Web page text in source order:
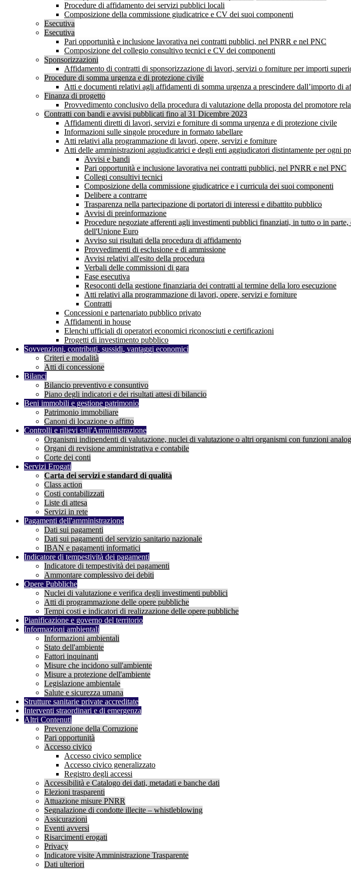
Procedure di affidamento dei servizi pubblici locali
Composizione della commissione giudicatrice e CV dei suoi componenti
Esecutiva
Esecutiva
Pari opportunità e inclusione lavorativa nei contratti pubblici, nel PNRR e nel PNC
Composizione del collegio consultivo tecnici e CV dei componenti
Sponsorizzazioni
Affidamento di contratti di sponsorizzazione di lavori, servizi o forniture per importi
Procedure di somma urgenza e di protezione civile
Atti e documenti relativi agli affidamenti di somma urgenza a prescindere dall’importo di
Finanza di progetto
Provvedimento conclusivo della procedura di valutazione della proposta del promotore
Contratti con bandi e avvisi pubblicati fino al 31 Dicembre 2023
Affidamenti diretti di lavori, servizi e forniture di somma urgenza e di protezione civile
Informazioni sulle singole procedure in formato tabellare
Atti relativi alla programmazione di lavori, opere, servizi e forniture
Atti delle amministrazioni aggiudicatrici e degli enti aggiudicatori distintamente per ogni
Avvisi e bandi
Pari opportunità e inclusione lavorativa nei contratti pubblici, nel PNRR e nel PNC
Collegi consultivi tecnici
Composizione della commissione giudicatrice e i curricula dei suoi componenti
Delibere a contrarre
Trasparenza nella partecipazione di portatori di interessi e dibattito pubblico
Avvisi di preinformazione
Procedure negoziate afferenti agli investimenti pubblici finanziati, in tutto o in
dell'Unione Euro
Avviso sui risultati della procedura di affidamento
Provvedimenti di esclusione e di ammissione
Avvisi relativi all'esito della procedura
Verbali delle commissioni di gara
Fase esecutiva
Resoconti della gestione finanziaria dei contratti al termine della loro esecuzione
Atti relativi alla programmazione di lavori, opere, servizi e forniture
Contratti
Concessioni e partenariato pubblico privato
Affidamenti in house
Elenchi ufficiali di operatori economici riconosciuti e certificazioni
Progetti di investimento pubblico
Sovvenzioni, contributi, sussidi, vantaggi economici
Criteri e modalità
Atti di concessione
Bilanci
Bilancio preventivo e consuntivo
Piano degli indicatori e dei risultati attesi di bilancio
Beni immobili e gestione patrimonio
Patrimonio immobiliare
Canoni di locazione o affitto
Controlli e rilievi sull'Amministrazione
Organismi indipendenti di valutazione, nuclei di valutazione o altri organismi con funzioni
Organi di revisione amministrativa e contabile
Corte dei conti
Servizi Erogati
Carta dei servizi e standard di qualità
Class action
Costi contabilizzati
Liste di attesa
Servizi in rete
Pagamenti dell'amministrazione
Dati sui pagamenti
Dati sui pagamenti del servizio sanitario nazionale
IBAN e pagamenti informatici
Indicatore di tempestività dei pagamenti
Indicatore di tempestività dei pagamenti
Ammontare complessivo dei debiti
Opere Pubbliche
Nuclei di valutazione e verifica degli investimenti pubblici
Atti di programmazione delle opere pubbliche
Tempi costi e indicatori di realizzazione delle opere pubbliche
Pianificazione e governo del territorio
Informazioni ambientali
Informazioni ambientali
Stato dell'ambiente
Fattori inquinanti
Misure che incidono sull'ambiente
Misure a protezione dell'ambiente
Legislazione ambientale
Salute e sicurezza umana
Strutture sanitarie private accreditate
Interventi straordinari e di emergenza
Altri Contenuti
Prevenzione della Corruzione
Pari opportunità
Accesso civico
Accesso civico semplice
Accesso civico generalizzato
Registro degli accessi
Accessibilità e Catalogo dei dati, metadati e banche dati
Elezioni trasparenti
Attuazione misure PNRR
Segnalazione di condotte illecite – whistleblowing
Assicurazioni
Eventi avversi
Risarcimenti erogati
Privacy
Indicatore visite Amministrazione Trasparente
Dati ulteriori